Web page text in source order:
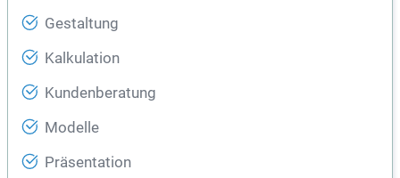
Gestaltung
Kalkulation
Kundenberatung
Modelle
Präsentation